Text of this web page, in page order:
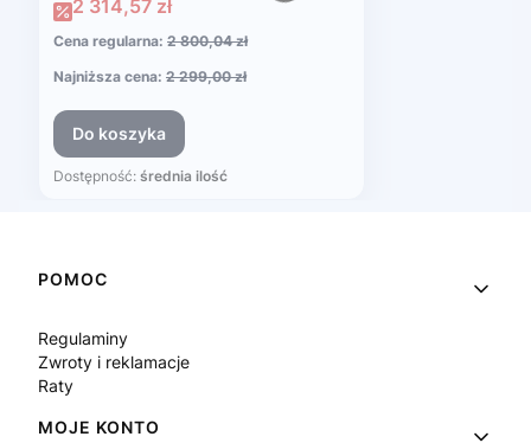
Cena promocyjna
2 314,57 zł
Cena regularna: 2 800,04 zł
Najniższa cena: 2 299,00 zł
Do koszyka
Dostępność: średnia ilość
Linki w stopce
POMOC
Regulaminy
Zwroty i reklamacje
Raty
MOJE KONTO